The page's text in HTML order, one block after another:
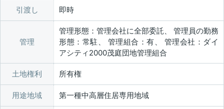
引渡し 即時
管理
管理形態：管理会社に全部委託、 管理員の勤務
形態：常駐、 管理組合：有、 管理会社：ダイ
アシティ2000茂庭団地管理組合
土地権利 所有権
用途地域 第一種中高層住居専用地域